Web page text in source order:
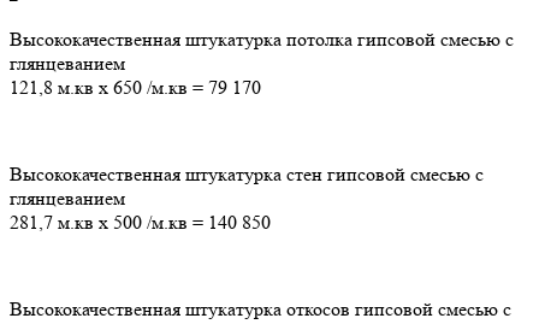
Высококачественная штукатурка потолка гипсовой смесью с
глянцеванием
121,8 м.кв х 650 /м.кв = 79 170
Высококачественная штукатурка стен гипсовой смесью с
глянцеванием
281,7 м.кв х 500 /м.кв = 140 850
Высококачественная штукатурка откосов гипсовой смесью с